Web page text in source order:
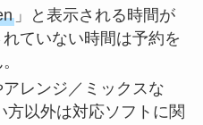
」と表示される時間が
ていない時間は予約を
レンジ／ミックスな
方以外は対応ソフトに関